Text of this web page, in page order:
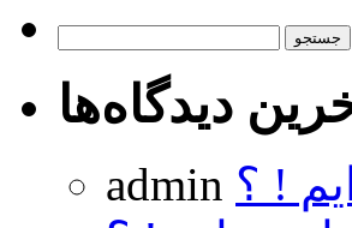
دیدگاه‌ها
admin ! ؟